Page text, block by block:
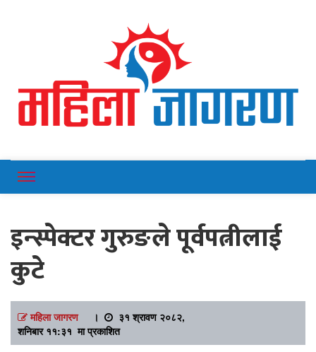
Mahilajagaran
इन्स्पेक्टर गुरुङले पूर्वपत्नीलाई
कुटे
महिला जागरण।
३१ श्रावण २०८२,
शनिबार ११:३१ मा प्रकाशित